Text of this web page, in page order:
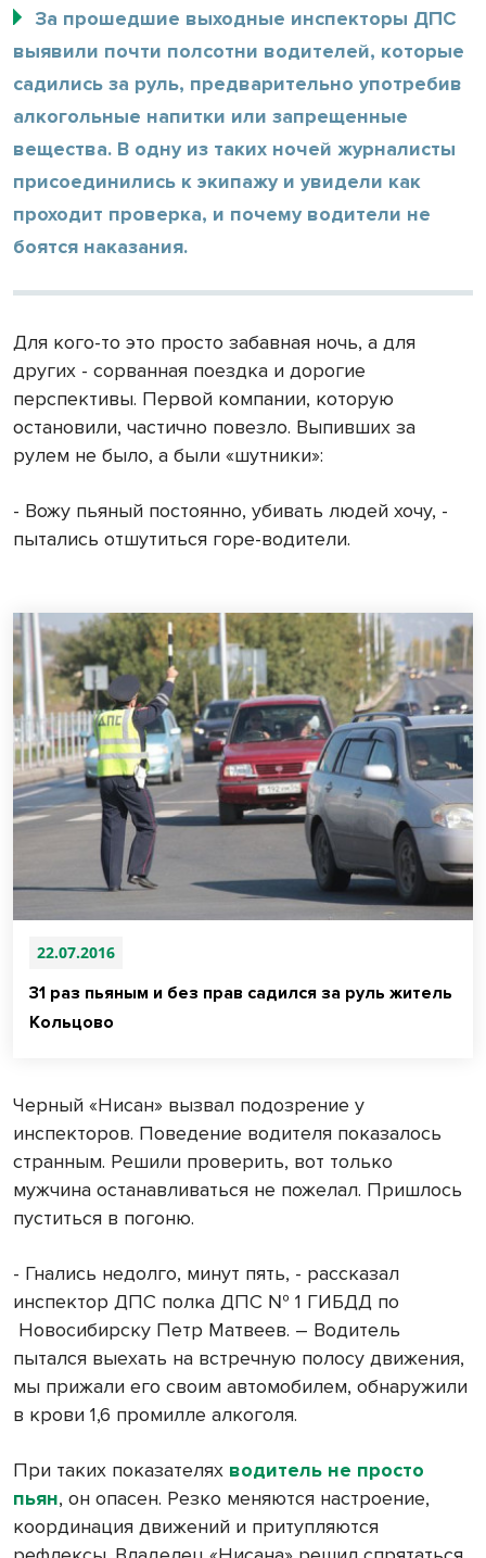
За прошедшие выходные инспекторы ДПС
выявили почти полсотни водителей, которые
садились за руль, предварительно употребив
алкогольные напитки или запрещенные
вещества. В одну из таких ночей журналисты
присоединились к экипажу и увидели как
проходит проверка, и почему водители не
боятся наказания.
Для кого-то это просто забавная ночь, а для
других - сорванная поездка и дорогие
перспективы. Первой компании, которую
остановили, частично повезло. Выпивших за
рулем не было, а были «шутники»:
- Вожу пьяный постоянно, убивать людей хочу, -
пытались отшутиться горе-водители.
22.07.2016
31 раз пьяным и без прав садился за руль житель
Кольцово
Черный «Нисан» вызвал подозрение у
инспекторов. Поведение водителя показалось
странным. Решили проверить, вот только
мужчина останавливаться не пожелал. Пришлось
пуститься в погоню.
- Гнались недолго, минут пять, - рассказал
инспектор ДПС полка ДПС № 1 ГИБДД по
Новосибирску Петр Матвеев. – Водитель
пытался выехать на встречную полосу движения,
мы прижали его своим автомобилем, обнаружили
в крови 1,6 промилле алкоголя.
При таких показателях водитель не просто
пьян, он опасен. Резко меняются настроение,
координация движений и притупляются